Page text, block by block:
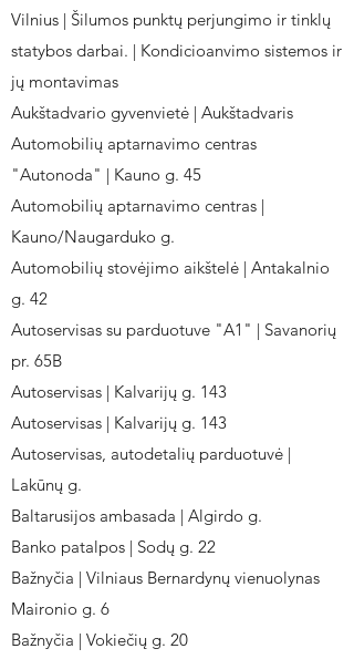
Vilnius | Šilumos punktų perjungimo ir tinklų
statybos darbai. | Kondicioanvimo sistemos ir
jų montavimas
Aukštadvario gyvenvietė | Aukštadvaris
Automobilių aptarnavimo centras
"Autonoda" | Kauno g. 45
Automobilių aptarnavimo centras |
Kauno/Naugarduko g.
Automobilių stovėjimo aikštelė | Antakalnio
g. 42
Autoservisas su parduotuve "A1" | Savanorių
pr. 65B
Autoservisas | Kalvarijų g. 143
Autoservisas | Kalvarijų g. 143
Autoservisas, autodetalių parduotuvė |
Lakūnų g.
Baltarusijos ambasada | Algirdo g.
Banko patalpos | Sodų g. 22
Bažnyčia | Vilniaus Bernardynų vienuolynas
Maironio g. 6
Bažnyčia | Vokiečių g. 20